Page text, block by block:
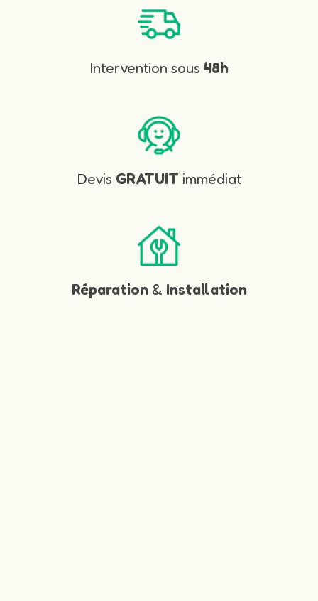
Intervention sous 48h
Devis GRATUIT immédiat
Réparation & Installation